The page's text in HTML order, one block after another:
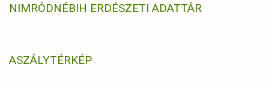
NIMRÓDNÉBIH ERDÉSZETI ADATTÁR
ASZÁLYTÉRKÉP